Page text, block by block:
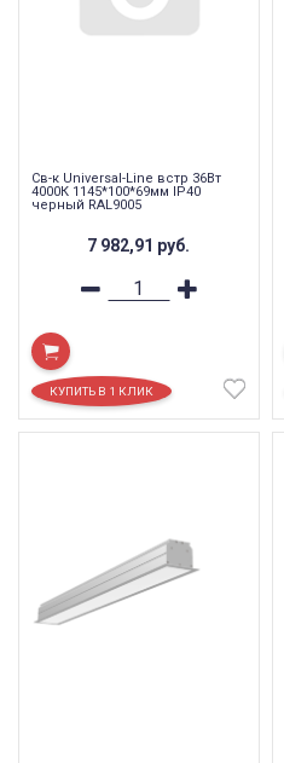
Св-к Universal-Line встр 36Вт
4000К 1145*100*69мм IP40
черный RAL9005
7 982,91 руб.